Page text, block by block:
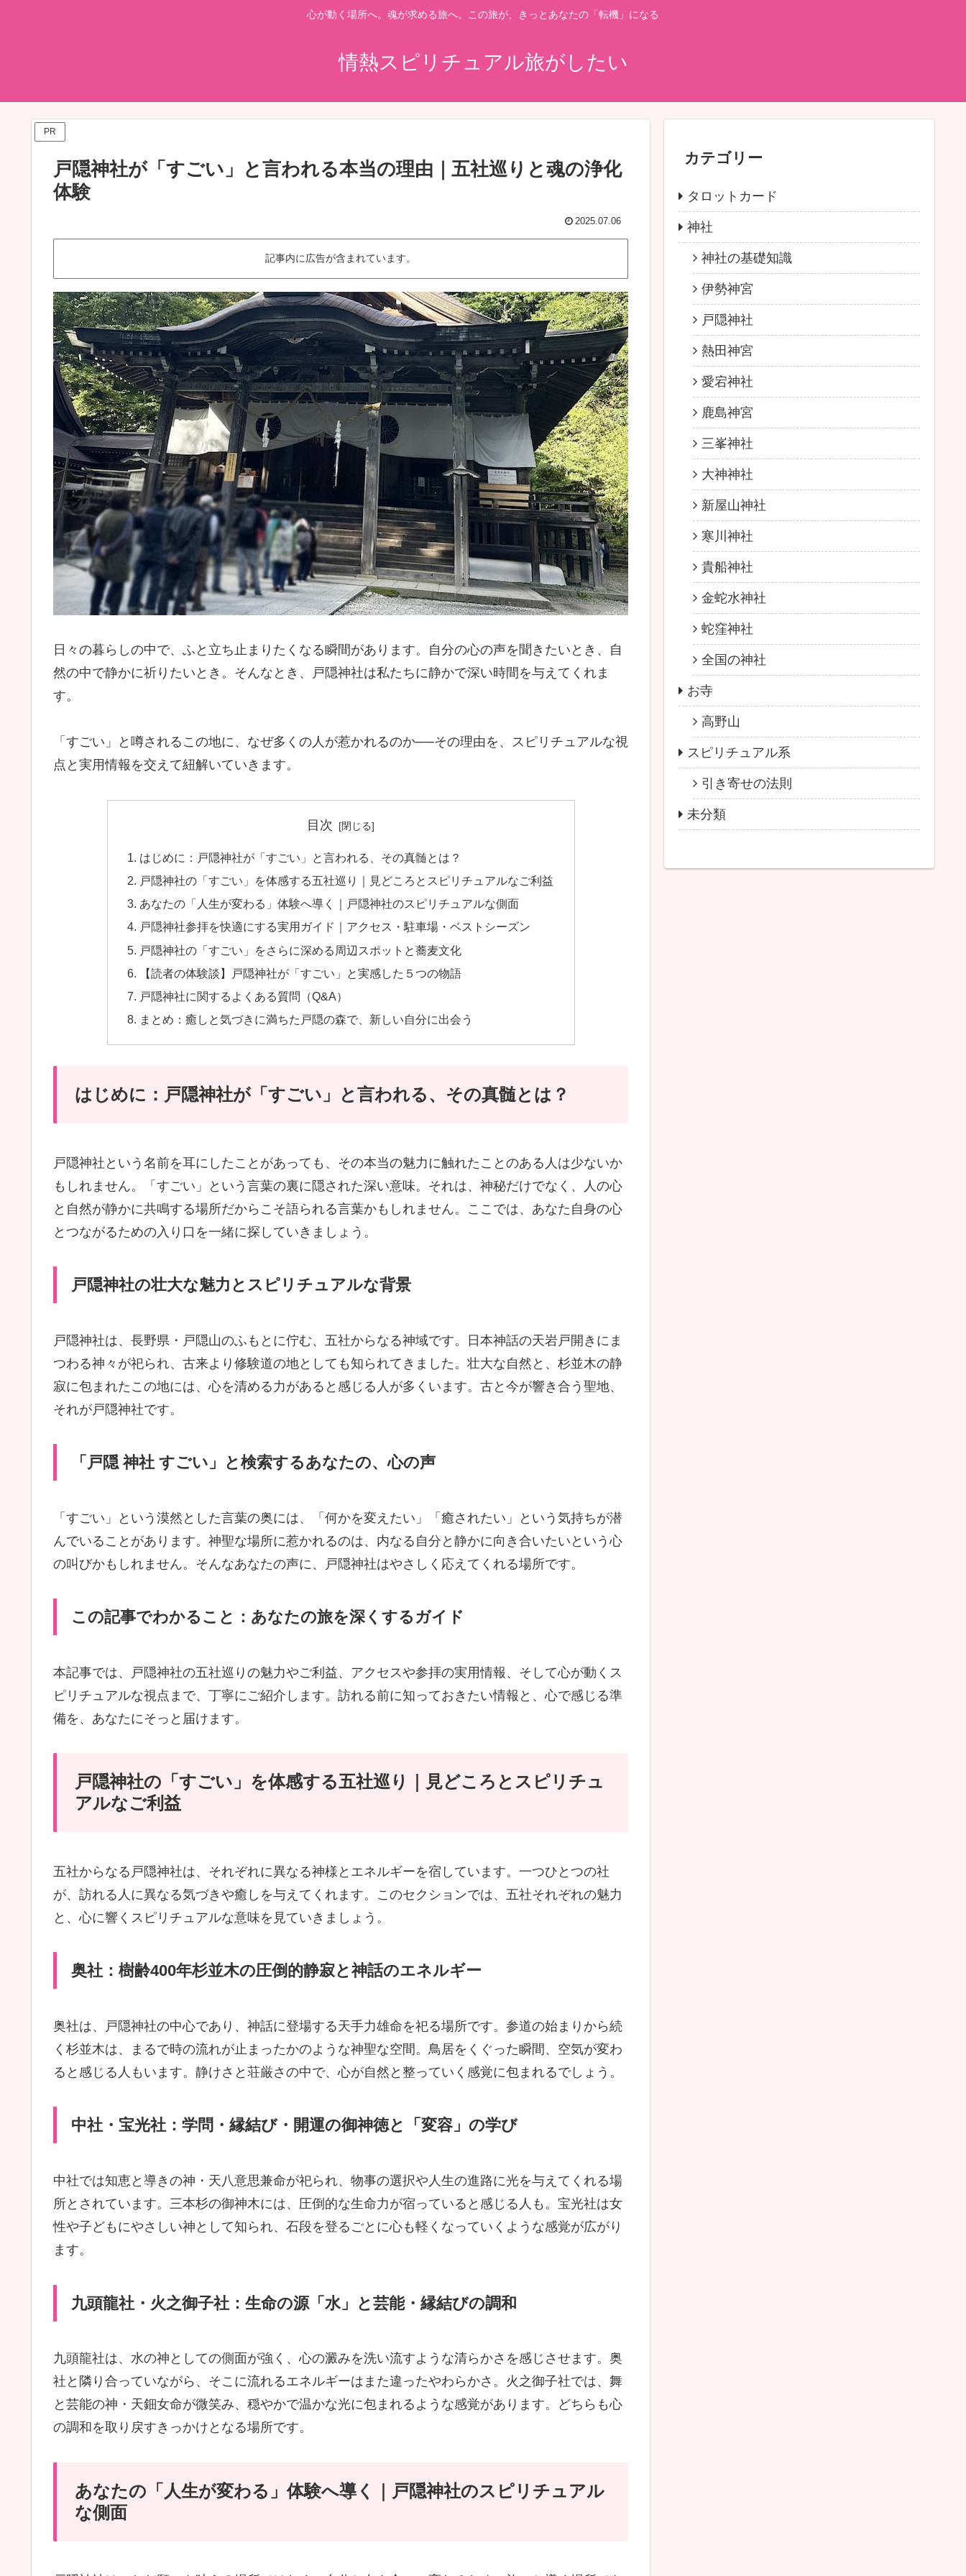
心が動く場所へ。魂が求める旅へ。この旅が、きっとあなたの「転機」になる
情熱スピリチュアル旅がしたい
PR
戸隠神社が「すごい」と言われる本当の理由｜五社巡りと魂の浄化
体験
2025.07.06
記事内に広告が含まれています。
日々の暮らしの中で、ふと立ち止まりたくなる瞬間があります。自分の心の声を聞きたいとき、自
然の中で静かに祈りたいとき。そんなとき、戸隠神社は私たちに静かで深い時間を与えてくれま
す。
「すごい」と噂されるこの地に、なぜ多くの人が惹かれるのか──その理由を、スピリチュアルな視
点と実用情報を交えて紐解いていきます。
目次
はじめに：戸隠神社が「すごい」と言われる、その真髄とは？
戸隠神社の「すごい」を体感する五社巡り｜見どころとスピリチュアルなご利益
あなたの「人生が変わる」体験へ導く｜戸隠神社のスピリチュアルな側面
戸隠神社参拝を快適にする実用ガイド｜アクセス・駐車場・ベストシーズン
戸隠神社の「すごい」をさらに深める周辺スポットと蕎麦文化
【読者の体験談】戸隠神社が「すごい」と実感した５つの物語
戸隠神社に関するよくある質問（Q&A）
まとめ：癒しと気づきに満ちた戸隠の森で、新しい自分に出会う
はじめに：戸隠神社が「すごい」と言われる、その真髄とは？
戸隠神社という名前を耳にしたことがあっても、その本当の魅力に触れたことのある人は少ないか
もしれません。「すごい」という言葉の裏に隠された深い意味。それは、神秘だけでなく、人の心
と自然が静かに共鳴する場所だからこそ語られる言葉かもしれません。ここでは、あなた自身の心
とつながるための入り口を一緒に探していきましょう。
戸隠神社の壮大な魅力とスピリチュアルな背景
戸隠神社は、長野県・戸隠山のふもとに佇む、五社からなる神域です。日本神話の天岩戸開きにま
つわる神々が祀られ、古来より修験道の地としても知られてきました。壮大な自然と、杉並木の静
寂に包まれたこの地には、心を清める力があると感じる人が多くいます。古と今が響き合う聖地、
それが戸隠神社です。
「戸隠 神社 すごい」と検索するあなたの、心の声
「すごい」という漠然とした言葉の奥には、「何かを変えたい」「癒されたい」という気持ちが潜
んでいることがあります。神聖な場所に惹かれるのは、内なる自分と静かに向き合いたいという心
の叫びかもしれません。そんなあなたの声に、戸隠神社はやさしく応えてくれる場所です。
この記事でわかること：あなたの旅を深くするガイド
本記事では、戸隠神社の五社巡りの魅力やご利益、アクセスや参拝の実用情報、そして心が動くス
ピリチュアルな視点まで、丁寧にご紹介します。訪れる前に知っておきたい情報と、心で感じる準
備を、あなたにそっと届けます。
戸隠神社の「すごい」を体感する五社巡り｜見どころとスピリチュ
アルなご利益
五社からなる戸隠神社は、それぞれに異なる神様とエネルギーを宿しています。一つひとつの社
が、訪れる人に異なる気づきや癒しを与えてくれます。このセクションでは、五社それぞれの魅力
と、心に響くスピリチュアルな意味を見ていきましょう。
奥社：樹齢400年杉並木の圧倒的静寂と神話のエネルギー
奥社は、戸隠神社の中心であり、神話に登場する天手力雄命を祀る場所です。参道の始まりから続
く杉並木は、まるで時の流れが止まったかのような神聖な空間。鳥居をくぐった瞬間、空気が変わ
ると感じる人もいます。静けさと荘厳さの中で、心が自然と整っていく感覚に包まれるでしょう。
中社・宝光社：学問・縁結び・開運の御神徳と「変容」の学び
中社では知恵と導きの神・天八意思兼命が祀られ、物事の選択や人生の進路に光を与えてくれる場
所とされています。三本杉の御神木には、圧倒的な生命力が宿っていると感じる人も。宝光社は女
性や子どもにやさしい神として知られ、石段を登るごとに心も軽くなっていくような感覚が広がり
ます。
九頭龍社・火之御子社：生命の源「水」と芸能・縁結びの調和
九頭龍社は、水の神としての側面が強く、心の澱みを洗い流すような清らかさを感じさせます。奥
社と隣り合っていながら、そこに流れるエネルギーはまた違ったやわらかさ。火之御子社では、舞
と芸能の神・天鈿女命が微笑み、穏やかで温かな光に包まれるような感覚があります。どちらも心
の調和を取り戻すきっかけとなる場所です。
あなたの「人生が変わる」体験へ導く｜戸隠神社のスピリチュアル
な側面
カテゴリー
タロットカード
神社
神社の基礎知識
伊勢神宮
戸隠神社
熱田神宮
愛宕神社
鹿島神宮
三峯神社
大神神社
新屋山神社
寒川神社
貴船神社
金蛇水神社
蛇窪神社
全国の神社
お寺
高野山
スピリチュアル系
引き寄せの法則
未分類